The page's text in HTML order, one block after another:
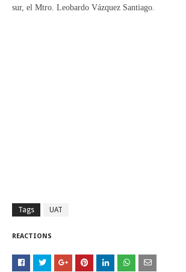
sur, el Mtro. Leobardo Vázquez Santiago.
Tags UAT
REACTIONS